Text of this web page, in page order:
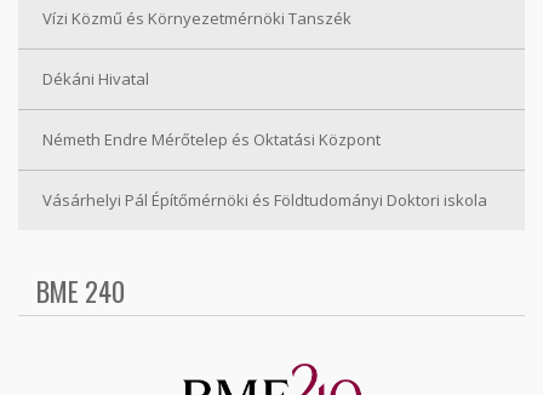
Vízi Közmű és Környezetmérnöki Tanszék
Dékáni Hivatal
Németh Endre Mérőtelep és Oktatási Központ
Vásárhelyi Pál Építőmérnöki és Földtudományi Doktori iskola
BME 240